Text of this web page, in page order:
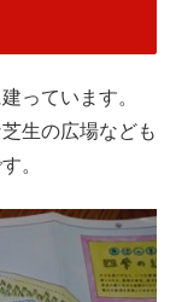
っています。
生の広場なども
。